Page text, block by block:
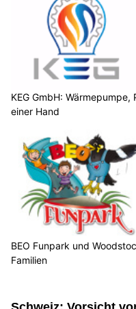
KEG GmbH:
einer Hand
BEO Funpark und
Familien